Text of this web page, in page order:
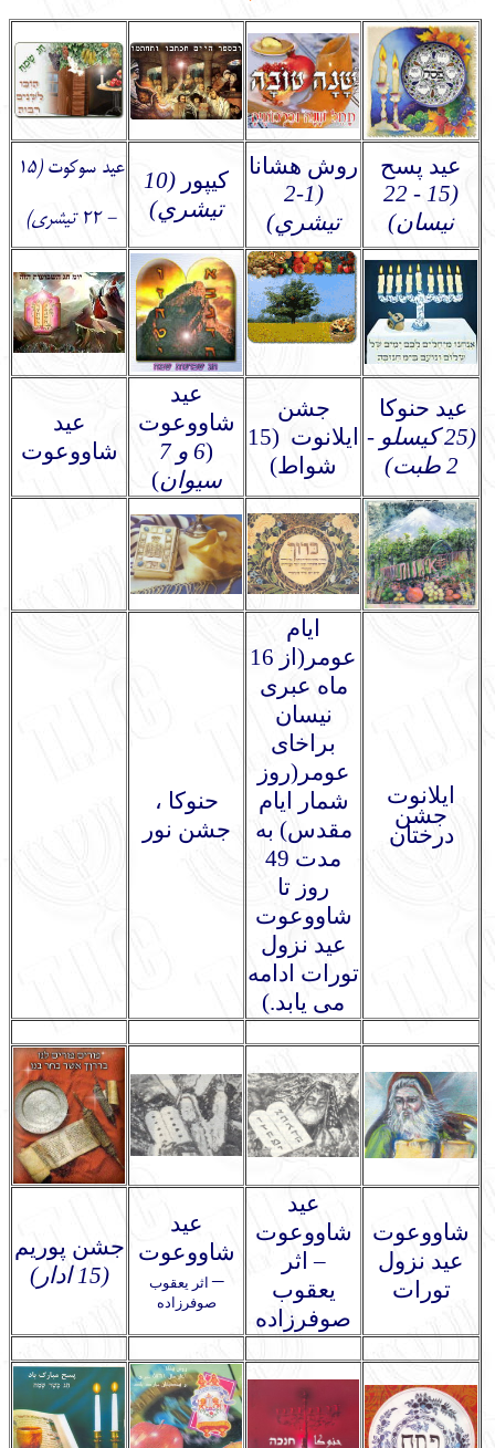
عيد پسح
(15 - 22
نيسان)
روش هشانا
(1-2
تيشري)
كيپور
(10
تيشري)
عيد سوكوت (15
- 22 تيشري)
عید حنوكا
(25 كيسلو -
2 طبت)
جشن
ايلانوت (15
شواط)
عید
شاووعوت
(
6 و 7
سيوان)
عید
شاووعوت
ایلانوت
جشن
درختان
ایام
عومر(از 16
ماه عبری
نیسان
براخای
عومر(روز
شمار ایام
مقدس) به
مدت 49
روز تا
شاووعوت
عید نزول
تورات ادامه
می یابد.)
حنوکا ،
جشن نور
شاووعوت
عید نزول
تورات
عید
شاووعوت
– اثر
یعقوب
صوفرزاده
عید
شاووعوت
–اثر یعقوب
صوفرزاده
جشن پوریم
(
15 ادار)